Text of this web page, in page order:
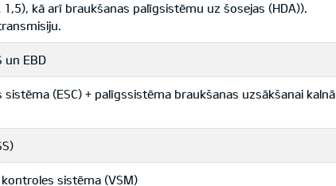
1,5), kā arī braukšanas palīgsistēmu uz šosejas (HDA)).
un EBD
(ESC) + palīgssistēma braukšanas uzsākšanai kalnā
sistēma (VSM)